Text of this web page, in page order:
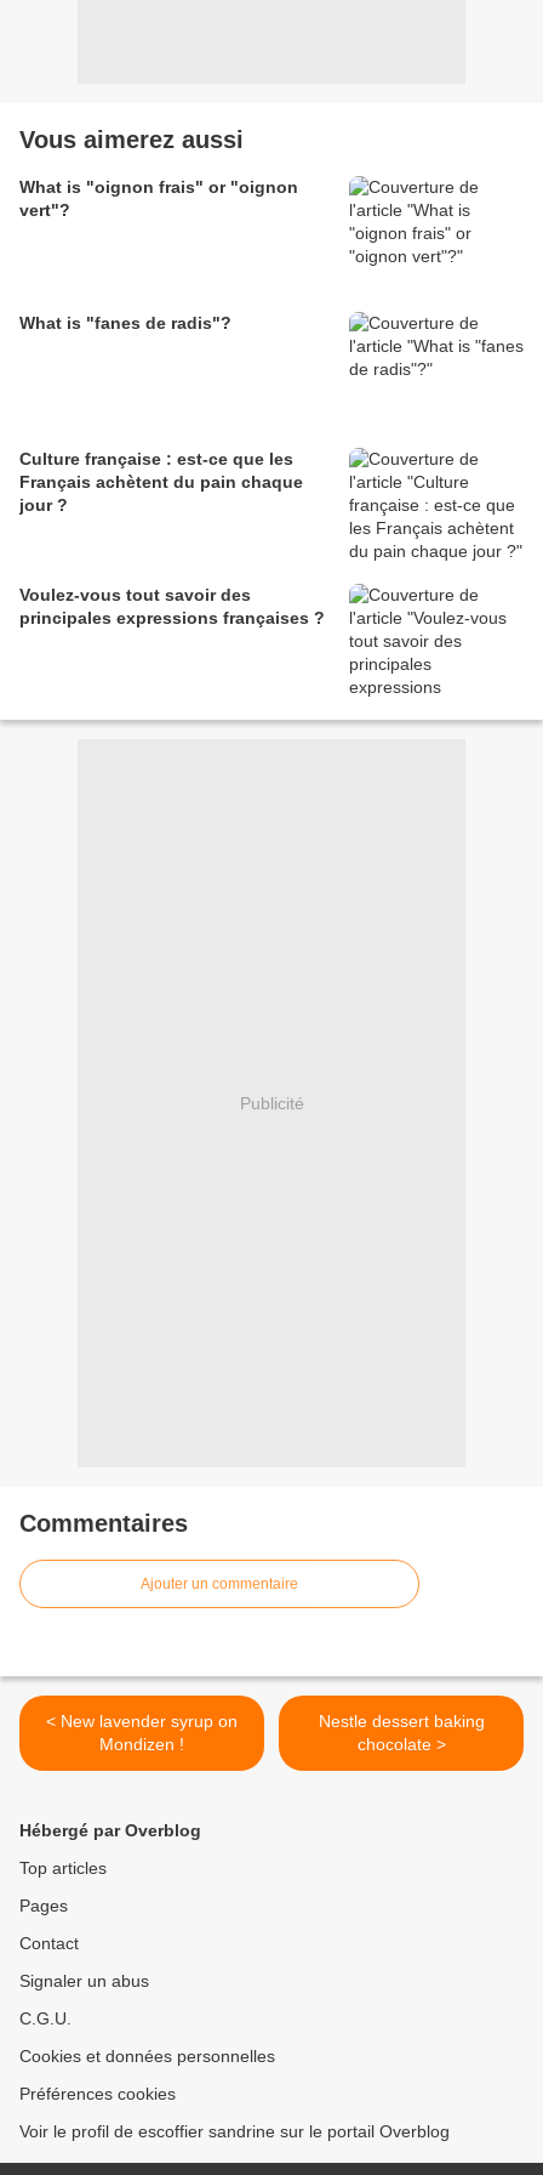
Vous aimerez aussi
What is "oignon frais" or "oignon
vert"?
What is "fanes de radis"?
Culture française : est-ce que les
Français achètent du pain chaque
jour ?
Voulez-vous tout savoir des
principales expressions françaises ?
Publicité
Commentaires
Ajouter un commentaire
< New lavender syrup on
Mondizen !
Nestle dessert baking
chocolate >
Hébergé par Overblog
Top articles
Pages
Contact
Signaler un abus
C.G.U.
Cookies et données personnelles
Préférences cookies
Voir le profil de escoffier sandrine sur le portail Overblog